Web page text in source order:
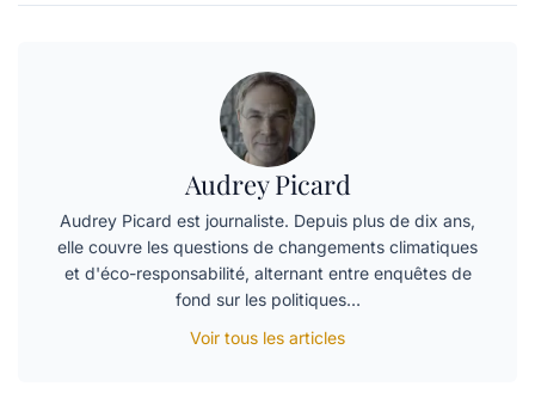
Audrey Picard
Audrey Picard est journaliste. Depuis plus de dix ans,
elle couvre les questions de changements climatiques
et d'éco-responsabilité, alternant entre enquêtes de
fond sur les politiques…
Voir tous les articles